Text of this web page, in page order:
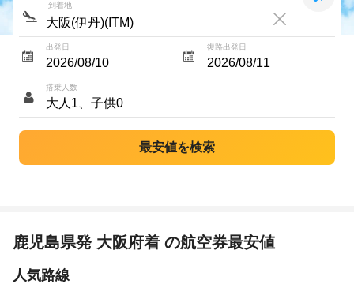
到着地
出発日 復路出発日
搭乗人数
鹿児島県発 大阪府着 の航空券最安値
人気路線